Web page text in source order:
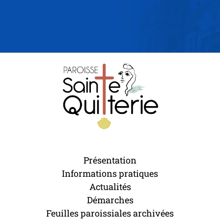
Présentation
Informations pratiques
Actualités
Démarches
Feuilles paroissiales archivées